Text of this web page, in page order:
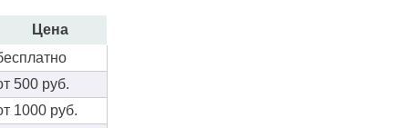
Цена
500 руб.
1000 руб.